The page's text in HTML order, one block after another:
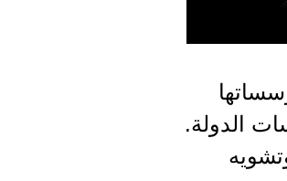
الدولة.